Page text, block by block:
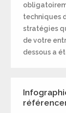
techniques
stratégies
de votre
dessous a